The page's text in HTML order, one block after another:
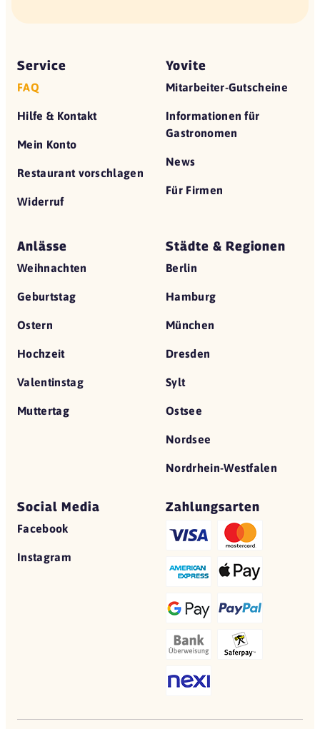
Service
FAQ
Hilfe & Kontakt
Mein Konto
Restaurant vorschlagen
Widerruf
Yovite
Mitarbeiter-Gutscheine
Informationen für
Gastronomen
News
Für Firmen
Anlässe
Weihnachten
Geburtstag
Ostern
Hochzeit
Valentinstag
Muttertag
Städte & Regionen
Berlin
Hamburg
München
Dresden
Sylt
Ostsee
Nordsee
Nordrhein-Westfalen
Social Media
Facebook
Instagram
Zahlungsarten